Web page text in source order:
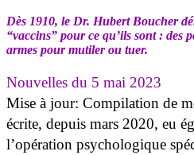
Dès 1910, le Dr. Hubert Boucher
“vaccins” pour ce qu’ils sont : des
armes pour mutiler ou tuer.
Nouvelles du 5 mai 2023
Mise à jour: Compilation de
écrite, depuis mars 2020, eu
l’opération psychologique